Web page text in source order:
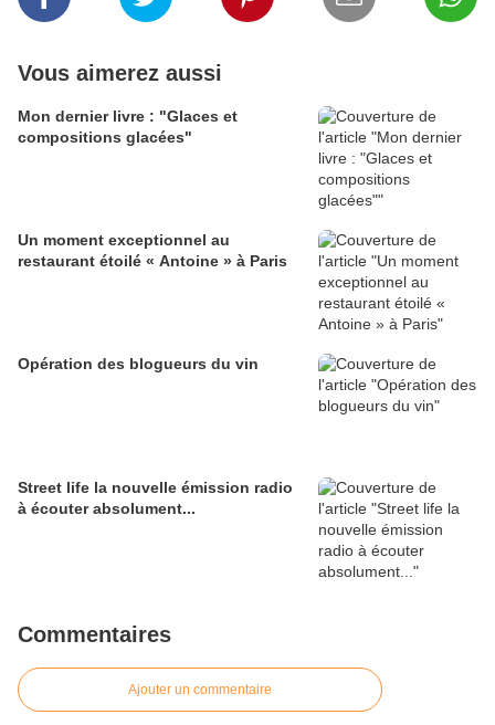
Vous aimerez aussi
Mon dernier livre : "Glaces et
compositions glacées"
Un moment exceptionnel au
restaurant étoilé « Antoine » à Paris
Opération des blogueurs du vin
Street life la nouvelle émission radio
à écouter absolument...
Commentaires
Ajouter un commentaire